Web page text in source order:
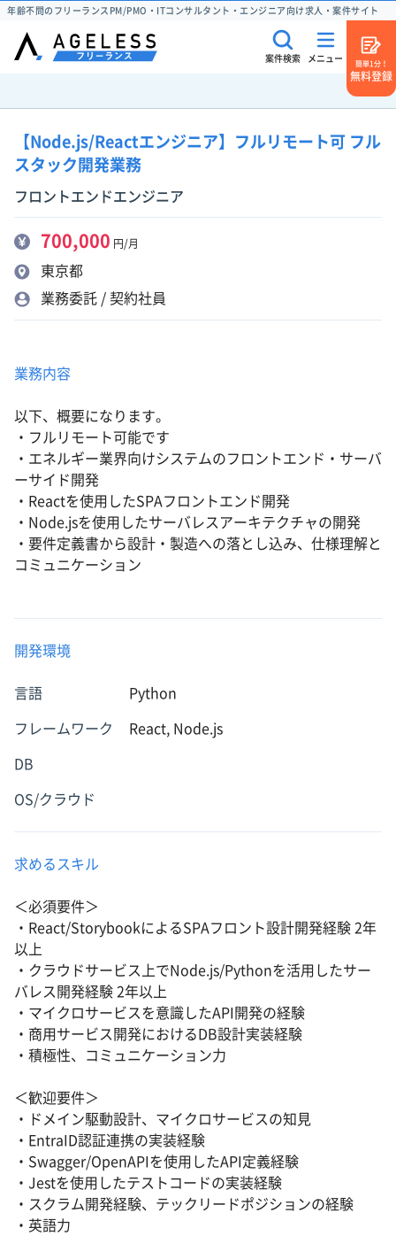
年齢不問のフリーランスPM/PMO・ITコンサルタント・エンジニア向け求人・案件サイト
案件検索 メニュー
簡単1分！
無料登録
【Node.js/Reactエンジニア】フルリモート可 フル
スタック開発業務
フロントエンドエンジニア
700,000 円/月
東京都
業務委託 / 契約社員
業務内容
以下、概要になります。
・フルリモート可能です
・エネルギー業界向けシステムのフロントエンド・サーバ
ーサイド開発
・Reactを使用したSPAフロントエンド開発
・Node.jsを使用したサーバレスアーキテクチャの開発
・要件定義書から設計・製造への落とし込み、仕様理解と
コミュニケーション
開発環境
言語 Python
フレームワーク React, Node.js
DB
OS/クラウド
求めるスキル
＜必須要件＞
・React/StorybookによるSPAフロント設計開発経験 2年
以上
・クラウドサービス上でNode.js/Pythonを活用したサー
バレス開発経験 2年以上
・マイクロサービスを意識したAPI開発の経験
・商用サービス開発におけるDB設計実装経験
・積極性、コミュニケーション力
＜歓迎要件＞
・ドメイン駆動設計、マイクロサービスの知見
・EntraID認証連携の実装経験
・Swagger/OpenAPIを使用したAPI定義経験
・Jestを使用したテストコードの実装経験
・スクラム開発経験、テックリードポジションの経験
・英語力